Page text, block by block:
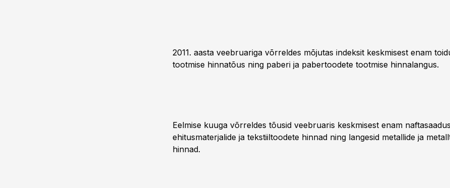
2011. aasta veebruariga võrreldes mõjutas indeksit keskmisest enam
tootmise hinnatõus ning paberi ja pabertoodete tootmise hinnalangus.
Eelmise kuuga võrreldes tõusid veebruaris keskmisest enam
ehitusmaterjalide ja tekstiiltoodete hinnad ning langesid metallide ja
hinnad.